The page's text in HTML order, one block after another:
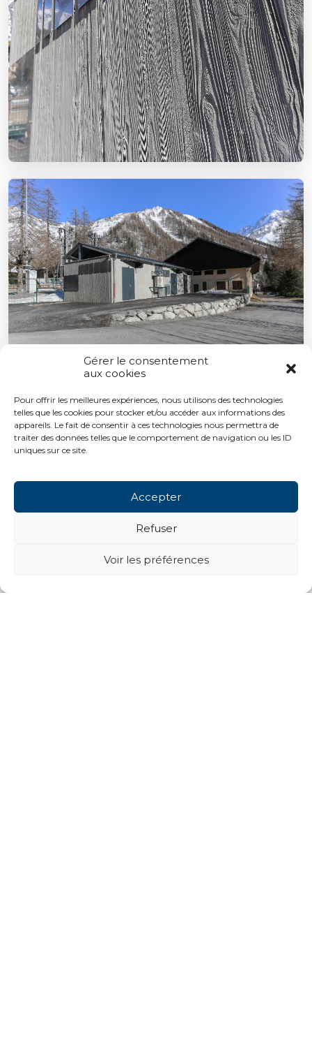
Gérer le consentement
aux cookies
Pour offrir les meilleures expériences, nous utilisons des technologies
telles que les cookies pour stocker et/ou accéder aux informations des
appareils. Le fait de consentir à ces technologies nous permettra de
traiter des données telles que le comportement de navigation ou les ID
uniques sur ce site.
Accepter
Refuser
Voir les préférences
Projets suivants